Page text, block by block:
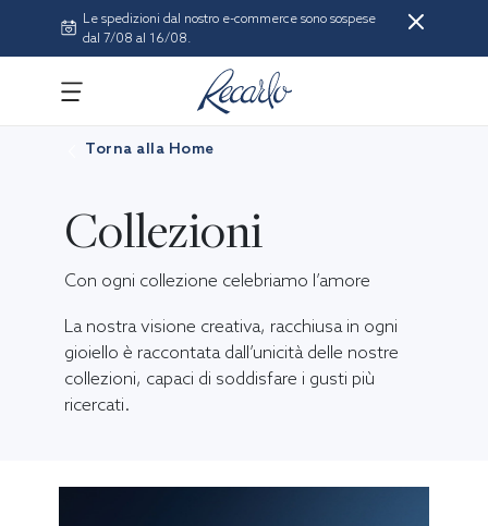
Le spedizioni dal nostro e-commerce sono sospese
dal 7/08 al 16/08.
Torna alla Home
Collezioni
Con ogni collezione celebriamo l’amore
La nostra visione creativa, racchiusa in ogni
gioiello è raccontata dall’unicità delle nostre
collezioni, capaci di soddisfare i gusti più
ricercati.